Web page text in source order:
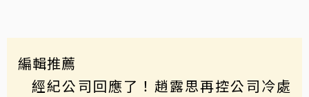
編輯推薦
經紀公司回應了！趙露思再控公司冷處